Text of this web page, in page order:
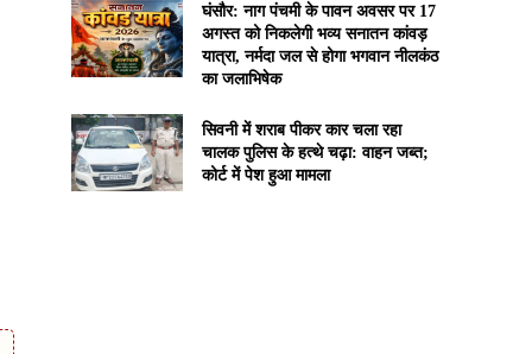
घंसौर: नाग पंचमी के पावन अवसर पर 17
अगस्त को निकलेगी भव्य सनातन कांवड़
यात्रा, नर्मदा जल से होगा भगवान नीलकंठ
का जलाभिषेक
सिवनी में शराब पीकर कार चला रहा
चालक पुलिस के हत्थे चढ़ा: वाहन जब्त;
कोर्ट में पेश हुआ मामला